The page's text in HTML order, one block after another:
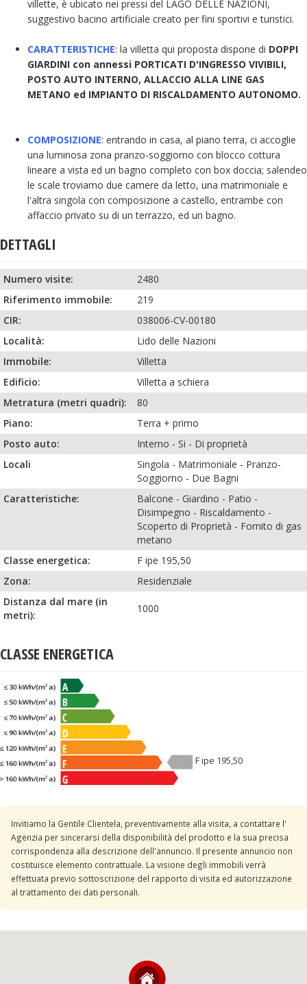
villette, è ubicato nei pressi del LAGO DELLE NAZIONI,
suggestivo bacino artificiale creato per fini sportivi e turistici.
CARATTERISTICHE: la villetta qui proposta dispone di DOPPI
GIARDINI con annessi PORTICATI D'INGRESSO VIVIBILI,
POSTO AUTO INTERNO, ALLACCIO ALLA LINE GAS
METANO ed IMPIANTO DI RISCALDAMENTO AUTONOMO.
COMPOSIZIONE: entrando in casa, al piano terra, ci accoglie
una luminosa zona pranzo-soggiorno con blocco cottura
lineare a vista ed un bagno completo con box doccia; salendeo
le scale troviamo due camere da letto, una matrimoniale e
l'altra singola con composizione a castello, entrambe con
affaccio privato su di un terrazzo, ed un bagno.
DETTAGLI
Numero visite:
2480
Riferimento immobile:
219
CIR:
038006-CV-00180
Località:
Lido delle Nazioni
Immobile:
Villetta
Edificio:
Villetta a schiera
Metratura (metri quadri):
80
Piano:
Terra + primo
Posto auto:
Interno - Si - Di proprietà
Locali
Singola - Matrimoniale - Pranzo-
Soggiorno - Due Bagni
Caratteristiche:
Balcone - Giardino - Patio -
Disimpegno - Riscaldamento -
Scoperto di Proprietà - Fornito di gas
metano
Classe energetica:
F ipe 195,50
Zona:
Residenziale
Distanza dal mare (in
metri):
1000
CLASSE ENERGETICA
F ipe 195,50
Invitiamo la Gentile Clientela, preventivamente alla visita, a contattare l'
Agenzia per sincerarsi della disponibilità del prodotto e la sua precisa
corrispondenza alla descrizione dell'annuncio. Il presente annuncio non
costituisce elemento contrattuale. La visione degli immobili verrà
effettuata previo sottoscrizione del rapporto di visita ed autorizzazione
al trattamento dei dati personali.